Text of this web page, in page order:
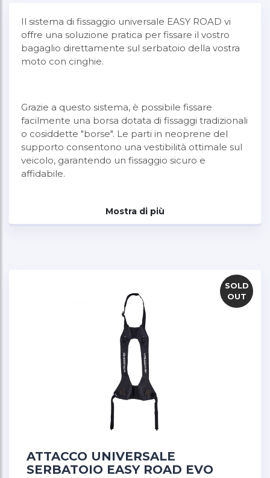
Il sistema di fissaggio universale EASY ROAD vi
offre una soluzione pratica per fissare il vostro
bagaglio direttamente sul serbatoio della vostra
moto con cinghie.
Grazie a questo sistema, è possibile fissare
facilmente una borsa dotata di fissaggi tradizionali
o cosiddette "borse". Le parti in neoprene del
supporto consentono una vestibilità ottimale sul
veicolo, garantendo un fissaggio sicuro e
affidabile.
Semplifica l'installazione e approfitta di una
Mostra di più
ATTACCO UNIVERSALE
SERBATOIO EASY ROAD EVO
SOLD
OUT